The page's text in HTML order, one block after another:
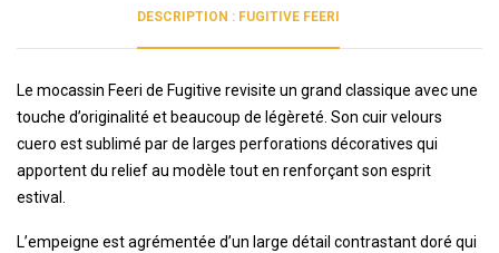
DESCRIPTION : FUGITIVE FEERI
Le mocassin Feeri de Fugitive revisite un grand classique avec une
touche d’originalité et beaucoup de légèreté. Son cuir velours
cuero est sublimé par de larges perforations décoratives qui
apportent du relief au modèle tout en renforçant son esprit
estival.
L’empeigne est agrémentée d’un large détail contrastant doré qui